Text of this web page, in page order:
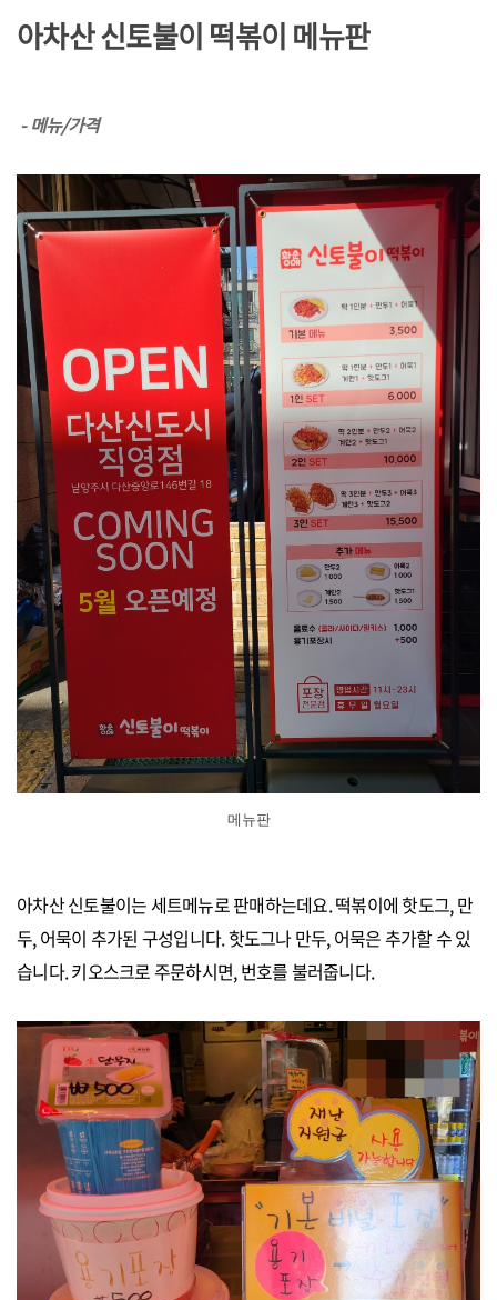
아차산 신토불이 떡볶이 메뉴판
- 메뉴/가격
메뉴판
아차산 신토불이는 세트메뉴로 판매하는데요. 떡볶이에 핫도그, 만
두, 어묵이 추가된 구성입니다. 핫도그나 만두, 어묵은 추가할 수 있
습니다. 키오스크로 주문하시면, 번호를 불러줍니다.